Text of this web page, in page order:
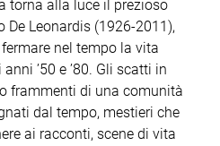
torna alla luce il prezioso
Leonardis (1926-2011),
nel tempo la vita
’50 e ’80. Gli scatti in
frammenti di una comunità
dal tempo, mestieri che
ai racconti, scene di vita